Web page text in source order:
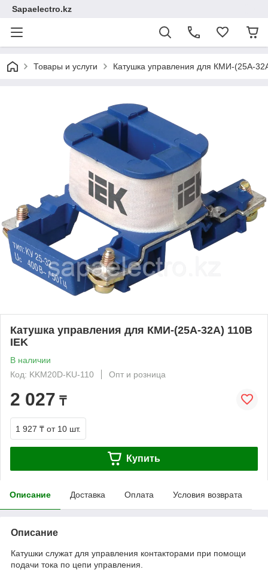
Sapaelectro.kz
Товары и услуги Катушка управления для КМИ-(25А-
Катушка управления для КМИ-(25А-32А) 110В
IEK
В наличии
Код: KKM20D-KU-110
Опт и розница
2 027 ₸
1 927 ₸ от 10 шт.
Купить
Описание Доставка Оплата Условия возврата
Описание
Катушки служат для управления контакторами при помощи
подачи тока по цепи управления.